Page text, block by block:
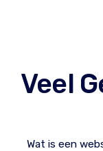
Veel
Wat is een